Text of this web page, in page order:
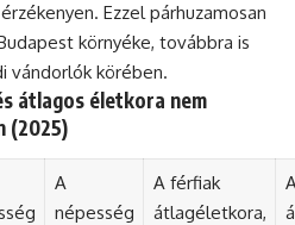
Ezzel párhuzamosan
környéke, továbbra is
vándorlók körében.
átlagos életkora nem
(2025)
A
népesség
A férfiak
átlagéletkora,